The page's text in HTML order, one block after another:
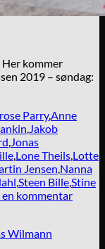
Her kommer
2019 – søndag:
Parry,Anne
,Jakob
,Jonas
,Lone Theils,Lotte
Jensen,Nanna
,Steen Bille,Stine
en kommentar
Wilmann